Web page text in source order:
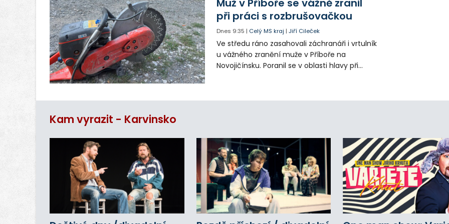
Muž v Příboře se vážně zranil
při práci s rozbrušovačkou
Dnes 9:35 | Celý MS kraj |Jiří Cileček
Ve středu ráno zasahovali záchranáři i vrtulník
u vážného zranění muže v Příboře na
Novojičínsku. Poranil se v oblasti hlavy při
nemocnice.
Kam vyrazit - Karvinsko